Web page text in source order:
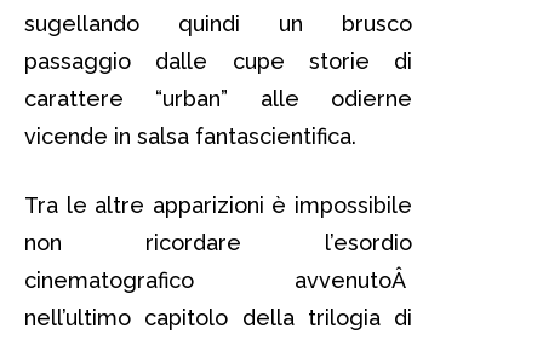
sugellando quindi un brusco
passaggio dalle cupe storie di
carattere “urban” alle odierne
vicende in salsa fantascientifica.
Tra le altre apparizioni è impossibile
non ricordare l’esordio
cinematografico avvenutoÂ
nell’ultimo capitolo della trilogia di